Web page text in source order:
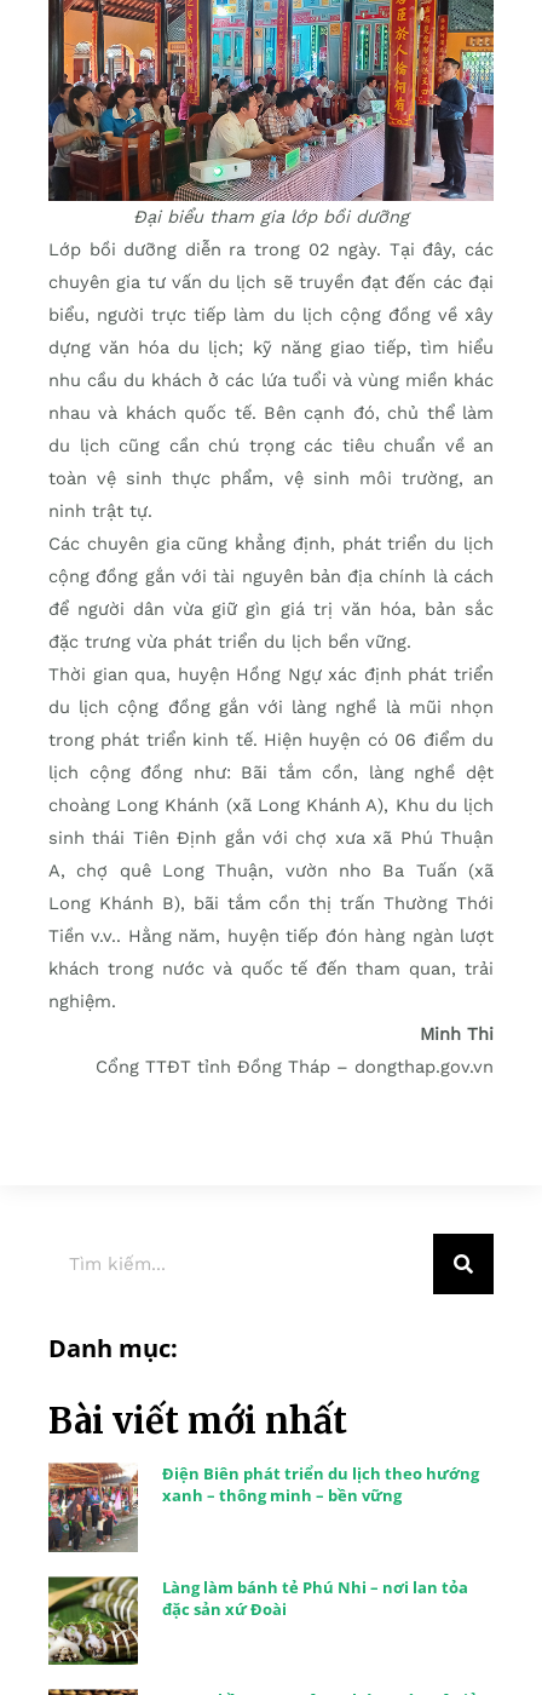
Đại biểu tham gia lớp bồi dưỡng
Lớp bồi dưỡng diễn ra trong 02 ngày. Tại đây, các
chuyên gia tư vấn du lịch sẽ truyền đạt đến các đại
biểu, người trực tiếp làm du lịch cộng đồng về xây
dựng văn hóa du lịch; kỹ năng giao tiếp, tìm hiểu
nhu cầu du khách ở các lứa tuổi và vùng miền khác
nhau và khách quốc tế. Bên cạnh đó, chủ thể làm
du lịch cũng cần chú trọng các tiêu chuẩn về an
toàn vệ sinh thực phẩm, vệ sinh môi trường, an
ninh trật tự.
Các chuyên gia cũng khẳng định, phát triển du lịch
cộng đồng gắn với tài nguyên bản địa chính là cách
để người dân vừa giữ gìn giá trị văn hóa, bản sắc
đặc trưng vừa phát triển du lịch bền vững.
Thời gian qua, huyện Hồng Ngự xác định phát triển
du lịch cộng đồng gắn với làng nghề là mũi nhọn
trong phát triển kinh tế. Hiện huyện có 06 điểm du
lịch cộng đồng như: Bãi tắm cồn, làng nghề dệt
choàng Long Khánh (xã Long Khánh A), Khu du lịch
sinh thái Tiên Định gắn với chợ xưa xã Phú Thuận
A, chợ quê Long Thuận, vườn nho Ba Tuấn (xã
Long Khánh B), bãi tắm cồn thị trấn Thường Thới
Tiền v.v.. Hằng năm, huyện tiếp đón hàng ngàn lượt
khách trong nước và quốc tế đến tham quan, trải
nghiệm.
Minh Thi
Cổng TTĐT tỉnh Đồng Tháp – dongthap.gov.vn
Danh mục:
Bài viết mới nhất
Điện Biên phát triển du lịch theo hướng
xanh – thông minh – bền vững
Làng làm bánh tẻ Phú Nhi – nơi lan tỏa
đặc sản xứ Đoài